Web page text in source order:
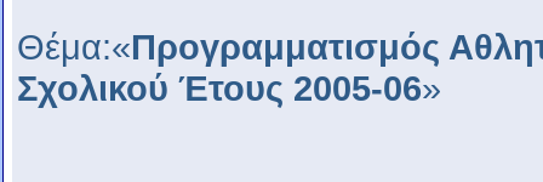
Θέμα:«Προγραμματισμός
Σχολικού Έτους 2005-06»